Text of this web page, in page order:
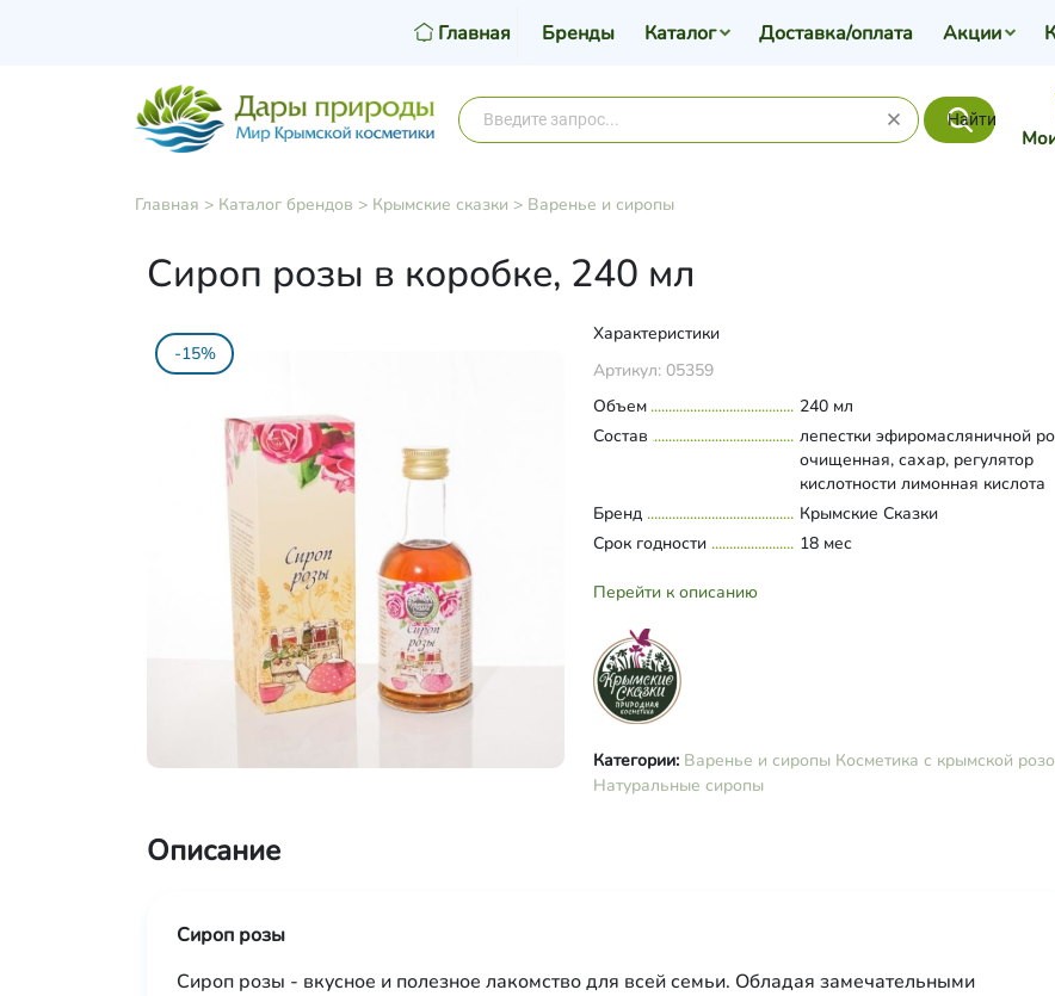
Найти
Главная Бренды Каталог Доставка/оплата Акции
Главная > Каталог брендов > Крымские сказки > Варенье и сиропы
Сироп розы в коробке, 240 мл
-15%
Характеристики
Артикул: 05359
Объем
240 мл
Состав
лепестки эфиромасляничной
очищенная, сахар, регулятор
кислотности лимонная кислота
Бренд
Крымские Сказки
Срок годности
18 мес
Перейти к описанию
Категории: Варенье и сиропы Косметика с крымской
Натуральные сиропы
Описание
Сироп розы
Сироп розы - вкусное и полезное лакомство для всей семьи. Обладая замечательными